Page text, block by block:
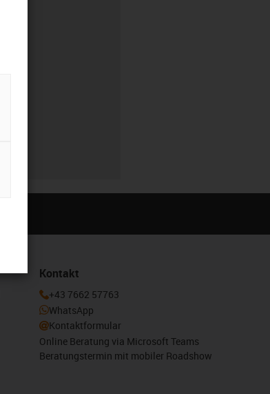
Kontakt
+43 7662 57763
WhatsApp
Kontaktformular
Online Beratung via Microsoft Teams
Beratungstermin mit mobiler Roadshow